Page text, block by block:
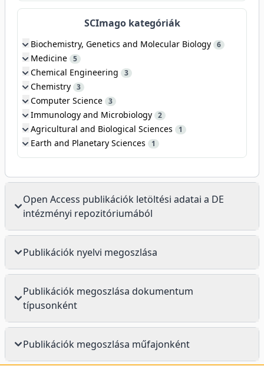
SCImago kategóriák
Biochemistry, Genetics and Molecular Biology 6
Medicine 5
Chemical Engineering 3
Chemistry 3
Computer Science 3
Immunology and Microbiology 2
Agricultural and Biological Sciences 1
Earth and Planetary Sciences 1
Open Access publikációk letöltési adatai a DE
intézményi repozitóriumából
Publikációk nyelvi megoszlása
Publikációk megoszlása dokumentum
típusonként
Publikációk megoszlása műfajonként